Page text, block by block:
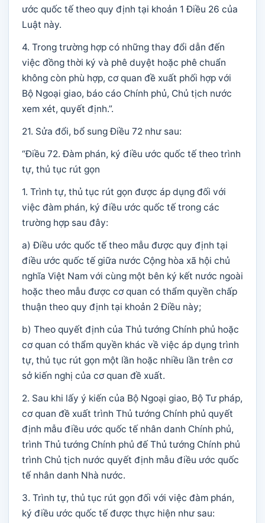
ước quốc tế theo quy định tại khoản 1 Điều 26 của
Luật này.
4. Trong trường hợp có những thay đổi dẫn đến
việc đồng thời ký và phê duyệt hoặc phê chuẩn
không còn phù hợp, cơ quan đề xuất phối hợp với
Bộ Ngoại giao, báo cáo Chính phủ, Chủ tịch nước
xem xét, quyết định.”.
21. Sửa đổi, bổ sung Điều 72 như sau:
“Điều 72. Đàm phán, ký điều ước quốc tế theo trình
tự, thủ tục rút gọn
1. Trình tự, thủ tục rút gọn được áp dụng đối với
việc đàm phán, ký điều ước quốc tế trong các
trường hợp sau đây:
a) Điều ước quốc tế theo mẫu được quy định tại
điều ước quốc tế giữa nước Cộng hòa xã hội chủ
nghĩa Việt Nam với cùng một bên ký kết nước ngoài
hoặc theo mẫu được cơ quan có thẩm quyền chấp
thuận theo quy định tại khoản 2 Điều này;
b) Theo quyết định của Thủ tướng Chính phủ hoặc
cơ quan có thẩm quyền khác về việc áp dụng trình
tự, thủ tục rút gọn một lần hoặc nhiều lần trên cơ
sở kiến nghị của cơ quan đề xuất.
2. Sau khi lấy ý kiến của Bộ Ngoại giao, Bộ Tư pháp,
cơ quan đề xuất trình Thủ tướng Chính phủ quyết
định mẫu điều ước quốc tế nhân danh Chính phủ,
trình Thủ tướng Chính phủ đế Thủ tướng Chính phủ
trình Chủ tịch nước quyết định mẫu điều ước quốc
tế nhân danh Nhà nước.
3. Trình tự, thủ tục rút gọn đối với việc đàm phán,
ký điều ước quốc tế được thực hiện như sau: